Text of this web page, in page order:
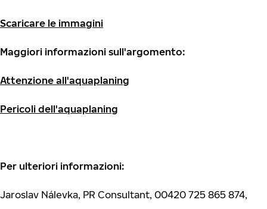
Scaricare le immagini
Maggiori informazioni sull'argomento:
Attenzione all'aquaplaning
Pericoli dell'aquaplaning
Per ulteriori informazioni:
Jaroslav Nálevka, PR Consultant, 00420 725 865 874,